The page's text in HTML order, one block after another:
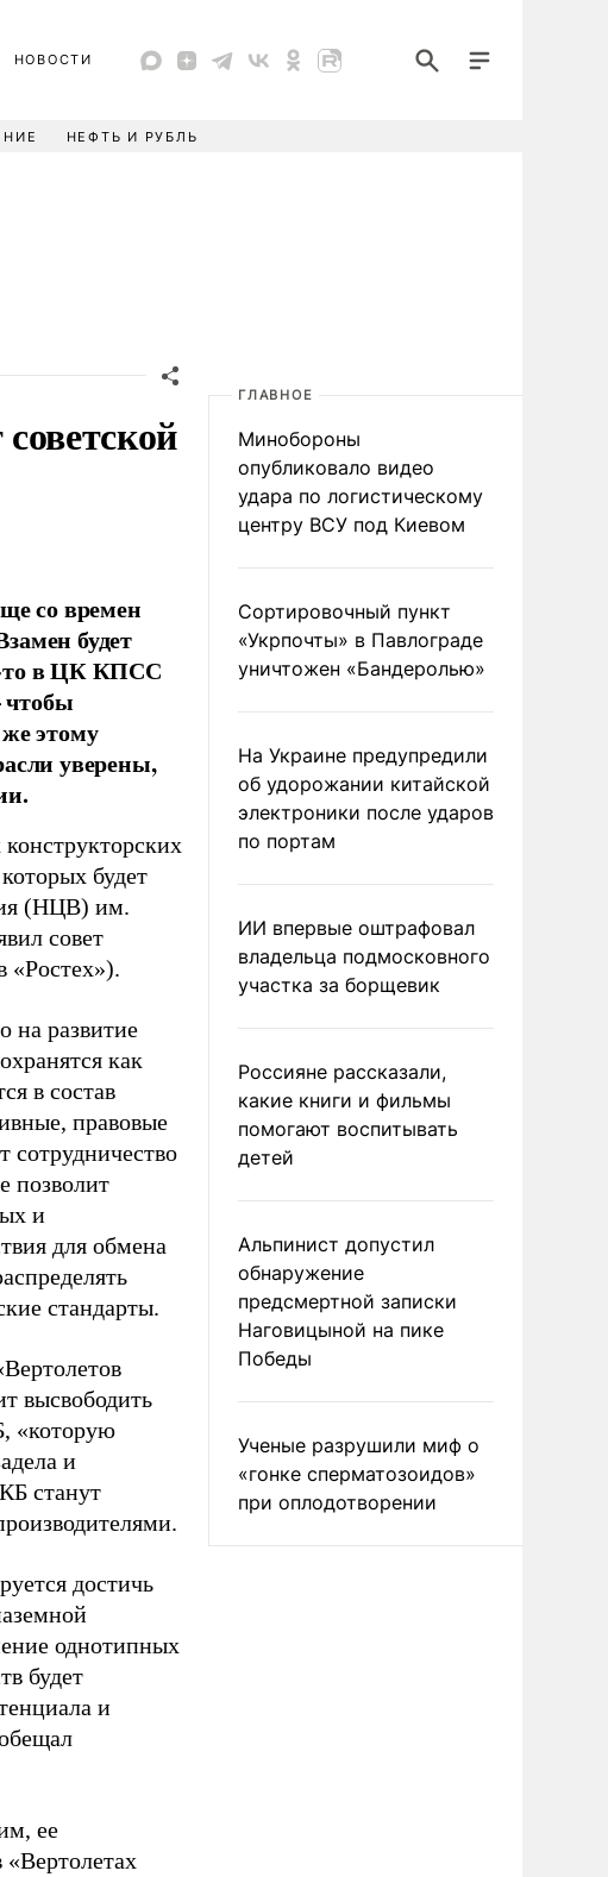
НОВОСТИ
НЕФТЬ И РУБЛЬ
со времен
будет
то в ЦК КПСС
чтобы
этому
уверены,
будет
(НЦВ) им.
совет
«Ростех»).
на развитие
как
в состав
правовые
сотрудничество
позволит
и
для обмена
стандарты.
высвободить
«которую
и
станут
достичь
однотипных
будет
и
ее
ГЛАВНОЕ
Минобороны
опубликовало видео
удара по логистическому
центру ВСУ под Киевом
Сортировочный пункт
«Укрпочты» в Павлограде
уничтожен «Бандеролью»
На Украине предупредили
об удорожании китайской
электроники после ударов
по портам
ИИ впервые оштрафовал
владельца подмосковного
участка за борщевик
Россияне рассказали,
какие книги и фильмы
помогают воспитывать
детей
Альпинист допустил
обнаружение
предсмертной записки
Наговицыной на пике
Победы
Ученые разрушили миф о
«гонке сперматозоидов»
при оплодотворении